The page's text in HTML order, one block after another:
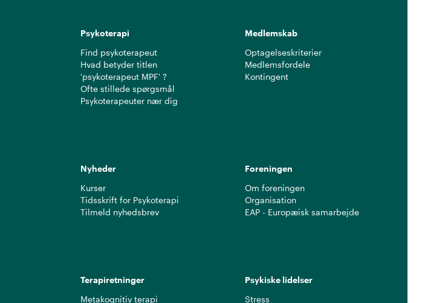
Psykoterapi
Find psykoterapeut
Hvad betyder titlen
'psykoterapeut MPF' ?
Ofte stillede spørgsmål
Psykoterapeuter nær dig
Medlemskab
Optagelseskriterier
Medlemsfordele
Kontingent
Nyheder
Kurser
Tidsskrift for Psykoterapi
Tilmeld nyhedsbrev
Foreningen
Om foreningen
Organisation
EAP - Europæisk samarbejde
Terapiretninger
Metakognitiv terapi
Psykiske lidelser
Stress